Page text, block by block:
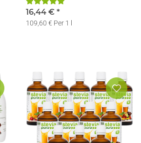
16,44 € *
109,60 € Per 1 l